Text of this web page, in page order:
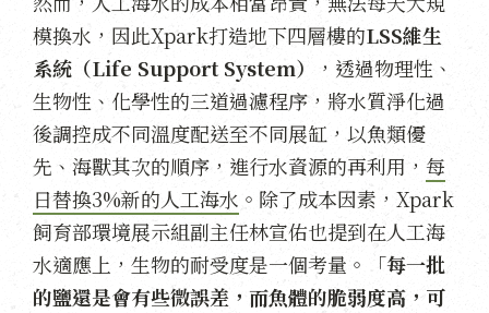
模換水，因此Xpark打造地下四層樓的LSS維生
系統（Life Support System）
，透過物理性、
生物性、化學性的三道過濾程序，將水質淨化過
後調控成不同溫度配送至不同展缸，以魚類優
先、海獸其次的順序，進行水資源的再利用， 每
日替換3%新的人工海水 。除了成本因素，Xpark
飼育部環境展示組副主任林宣佑也提到在人工海
水適應上，生物的耐受度是一個考量。「每一批
的鹽還是會有些微誤差，而魚體的脆弱度高，可